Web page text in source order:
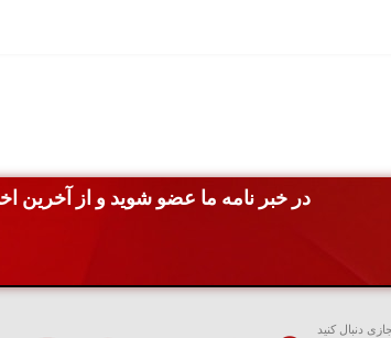
در خبر نامه ما عضو شوید و از آخرین
دنبال کنید